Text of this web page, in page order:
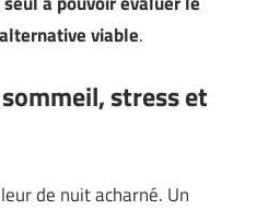
viable.
stress et
de nuit acharné. Un